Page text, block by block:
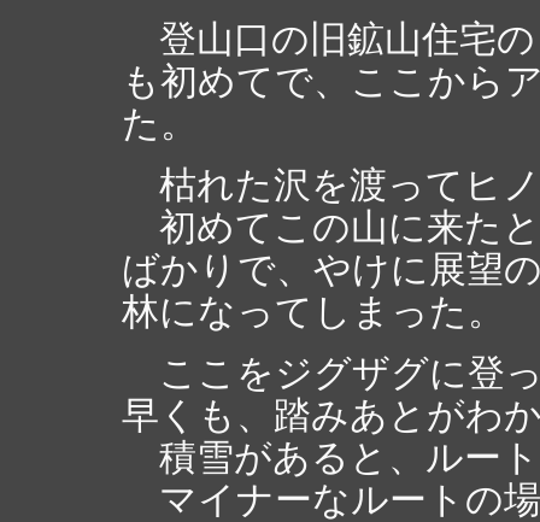
登山口の旧鉱山住宅
も初めてで、ここから
た。
枯れた沢を渡ってヒ
初めてこの山に来た
ばかりで、やけに展望
林になってしまった。
ここをジグザグに登
早くも、踏みあとがわ
積雪があると、ルー
マイナーなルートの